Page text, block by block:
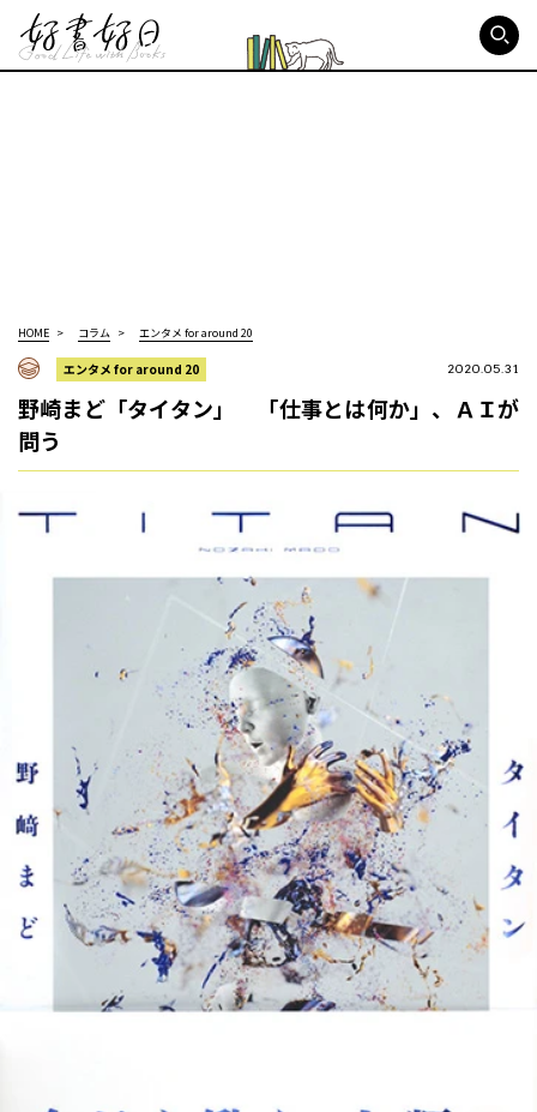
HOME コラム エンタメ for around 20
エンタメ for around 20 2020.05.31
野崎まど「タイタン」 「仕事とは何か」、ＡＩが
問う